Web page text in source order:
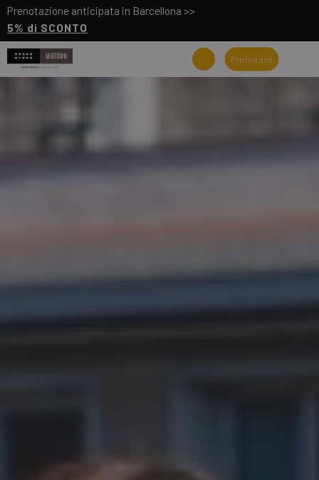
Prenotazione anticipata in Barcellona >>
5% di SCONTO
Prenotare